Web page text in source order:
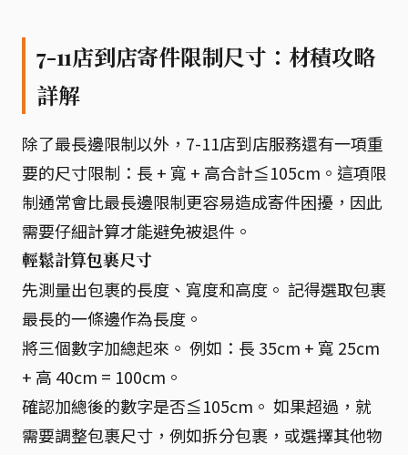
7-11店到店寄件限制尺寸：材積攻略
詳解
除了最長邊限制以外，7-11店到店服務還有一項重
要的尺寸限制：長 + 寬 + 高合計≦105cm。這項限
制通常會比最長邊限制更容易造成寄件困擾，因此
需要仔細計算才能避免被退件。
輕鬆計算包裹尺寸
先測量出包裹的長度、寬度和高度。 記得選取包裹
最長的一條邊作為長度。
將三個數字加總起來。 例如：長 35cm + 寬 25cm
+ 高 40cm = 100cm。
確認加總後的數字是否≦105cm。 如果超過，就
需要調整包裹尺寸，例如拆分包裹，或選擇其他物